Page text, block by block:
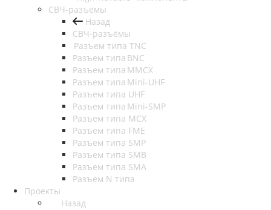
СВЧ-разъёмы
Назад
СВЧ-разъёмы
Разъем типа TNC
Разъем типа BNC
Разъем типа MMCX
Разъем типа Mini-UHF
Разъем типа UHF
Разъем типа Mini-SMP
Разъем типа MCX
Разъем типа FME
Разъем типа SMP
Разъем типа SMB
Разъем типа SMA
Разъем N типа
Проекты
Назад